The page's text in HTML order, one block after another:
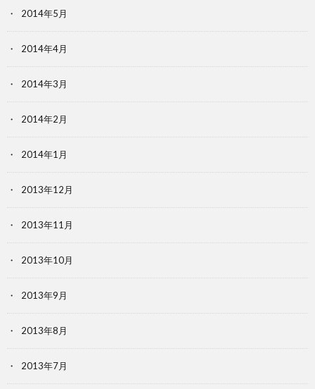
2014年5月
2014年4月
2014年3月
2014年2月
2014年1月
2013年12月
2013年11月
2013年10月
2013年9月
2013年8月
2013年7月